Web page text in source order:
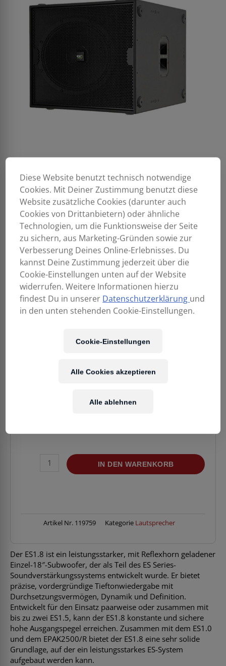
2.872,80€
Enthält 20% MwSt.
IN DEN WARENKORB
Artikel Nr. 119759 Kategorie Lautsprecher
Der ES1.8 ist ein leistungsstarker, mit Reflexhorn geladener
Einzel-18″-Subwoofer, der als Teil des ES Series-
Soundverstärkungssystems entwickelt wurde. Er bietet
präzise, vordergründige Tieftonwiedergabe mit
Durchsetzungsvermögen, Dynamik und Definition.
Entwickelt für den Einsatz paarweise oder zusammen mit
bis zu zwei ES1.5, kann der ES1.8 konstante und sichere
hohe Ausgangspegel erreichen. Zusammen mit dem ES1.0
und dem EPAK2500/R bietet der ES1.8 eine sehr solide
Grundlage, auf der ein leistungsstarkes ES-System
aufgebaut werden kann.
Diese Website benutzt technisch notwendige
Cookies. Mit Deiner Zustimmung benutzt diese
Website zusätzliche Cookies (darunter auch
Cookies von Drittanbietern) oder ähnliche
Technologien, um die Funktionsweise der Seite
zu sichern, aus Marketing-Gründen sowie zur
Verbesserung Deines Online-Erlebnisses. Du
kannst Deine Zustimmung jederzeit über die
Cookie-Einstellungen unten auf der Website
widerrufen. Weitere Informationen hierzu
findest Du in unserer Datenschutzerklärung und
in den unten stehenden Cookie-Einstellungen.
Cookie-Einstellungen
Alle ablehnen
Alle Cookies akzeptieren